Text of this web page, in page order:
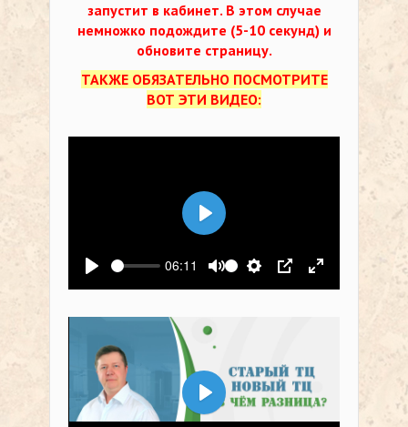
запустит в кабинет. В этом случае
немножко подождите (5-10 секунд) и
обновите страницу.
ТАКЖЕ ОБЯЗАТЕЛЬНО ПОСМОТРИТЕ
ВОТ ЭТИ ВИДЕО:
Воспроизвести
06:11
Выключить звук
Настройки
PIP На весь
Воспроизвести
Воспроизвести